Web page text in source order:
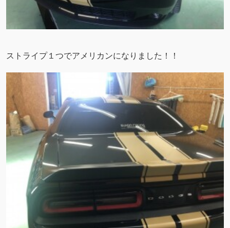
ストライプ１つでアメリカンになりました！！